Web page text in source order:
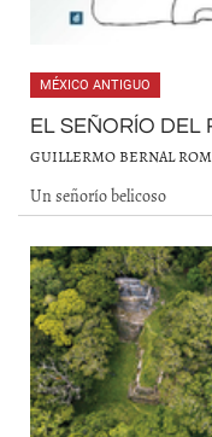
MÉXICO ANTIGUO
EL SEÑORÍO DEL
GUILLERMO BERNAL
Un señorío belicoso